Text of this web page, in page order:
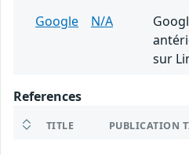
Google
N/A
sur
References
TITLE PUBLICATION